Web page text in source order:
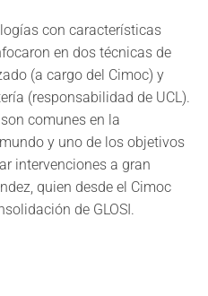
con características
en dos técnicas de
(a cargo del Cimoc) y
(responsabilidad de UCL).
comunes en la
y uno de los objetivos
intervenciones a gran
quien desde el Cimoc
de GLOSI.